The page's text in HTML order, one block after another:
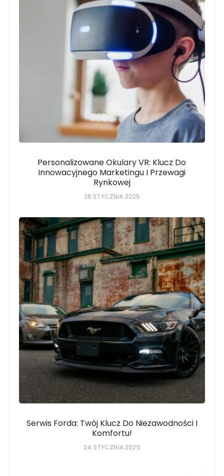
Personalizowane Okulary VR: Klucz Do
Innowacyjnego Marketingu I Przewagi
Rynkowej
26 STYCZNIA 2025
Serwis Forda: Twój Klucz Do Niezawodności I
Komfortu!
24 STYCZNIA 2025